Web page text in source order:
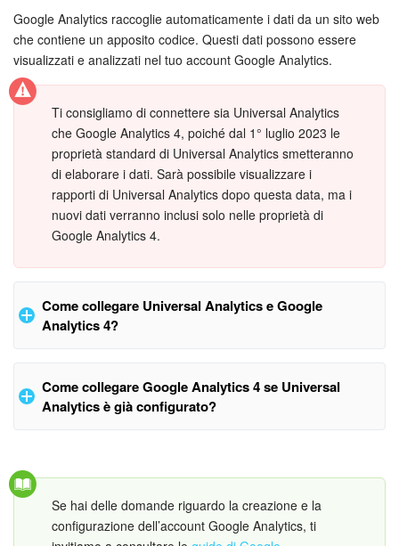
Contact Center
Sales Center
Generatore BI
Bitrix24 Market
Siti e store
Online store
Dipendenti
Knowledge base
Firma elettronica
Flussi di lavoro
Google Analytics raccoglie automaticamente i dati da un sito web
che contiene un apposito codice. Questi dati possono essere
visualizzati e analizzati nel tuo account Google Analytics.
Ti consigliamo di connettere sia Universal Analytics
che Google Analytics 4, poiché dal 1° luglio 2023 le
proprietà standard di Universal Analytics smetteranno
di elaborare i dati. Sarà possibile visualizzare i
rapporti di Universal Analytics dopo questa data, ma i
nuovi dati verranno inclusi solo nelle proprietà di
Google Analytics 4.
Come collegare Universal Analytics e Google
Analytics 4?
Creare un account Google Analytics
Apri il sito web di Google Analytics e crea un nuovo account.
Come collegare Google Analytics 4 se Universal
Analytics è già configurato?
configurazione GA4e scegli l'azione richiesta: Crea una
nuova proprietà GA4 o collega la tua proprietà a una proprietà
di Google Analytics 4 esistente.
Se hai delle domande riguardo la creazione e la
configurazione dell’account Google Analytics, ti